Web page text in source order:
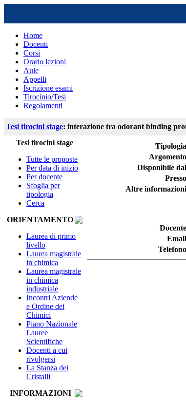
Home
Docenti
Corsi
Orario lezioni
Aule
Appelli
Iscrizione esami
Tirocinio/Tesi
Regolamenti
Tesi tirocini stage: interazione tra odorant binding
Tesi tirocini stage
Tutte le proposte
Per data di inizio
Per docente
Sfoglia per
tipologia
Cerca
ORIENTAMENTO
Laurea di primo
livello
Laurea magistrale
in chimica
Laurea magistrale
in chimica
industriale
Incontri Aziende
e Ordine dei
Chimici
Piano Nazionale
Lauree
Scientifiche
Docenti a cui
rivolgersi
La Stanza dei
Cristalli
INFORMAZIONI
Tipologia
Argomento
Disponibile dal
Presso
Altre informazioni
Docente
Email
Telefono